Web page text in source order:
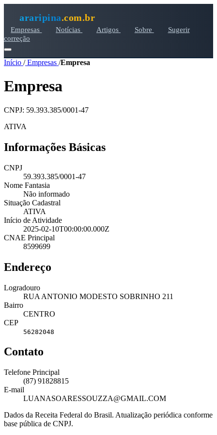
araripina.com.br
Empresas Notícias Artigos Sobre
Sugerir
correção
Início /Empresas /Empresa
Empresa
CNPJ: 59.393.385/0001-47
ATIVA
Informações Básicas
CNPJ
59.393.385/0001-47
Nome Fantasia
Não informado
Situação Cadastral
ATIVA
Início de Atividade
2025-02-10T00:00:00.000Z
CNAE Principal
8599699
Endereço
Logradouro
RUA ANTONIO MODESTO SOBRINHO 211
Bairro
CENTRO
CEP
56282048
Contato
Telefone Principal
(87) 91828815
E-mail
LUANASOARESSOUZZA@GMAIL.COM
Dados da Receita Federal do Brasil. Atualização periódica conforme
base pública de CNPJ.